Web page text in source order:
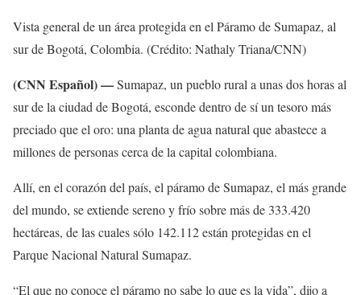
Vista general de un área protegida en el Páramo de Sumapaz, al
sur de Bogotá, Colombia. (Crédito: Nathaly Triana/CNN)
(CNN Español) —Sumapaz, un pueblo rural a unas dos horas al
sur de la ciudad de Bogotá, esconde dentro de sí un tesoro más
preciado que el oro: una planta de agua natural que abastece a
millones de personas cerca de la capital colombiana.
Allí, en el corazón del país, el páramo de Sumapaz, el más grande
del mundo, se extiende sereno y frío sobre más de 333.420
hectáreas, de las cuales sólo 142.112 están protegidas en el
Parque Nacional Natural Sumapaz.
“El que no conoce el páramo no sabe lo que es la vida”, dijo a